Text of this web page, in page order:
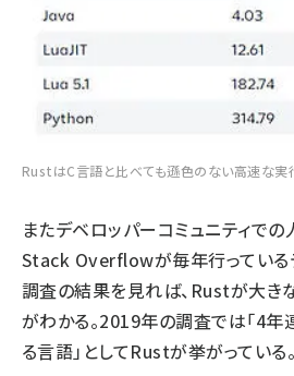
RustはC言語と比べても遜色のない高速な実
またデベロッパーコミュニティで
Stack Overflowが毎年行っている
調査の結果を見れば、Rustが大き
がわかる。2019年の調査では「4
る言語」としてRustが挙がっている。